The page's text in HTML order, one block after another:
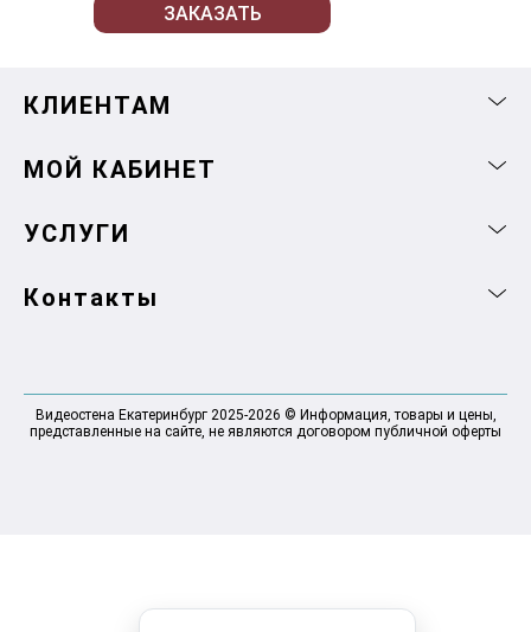
ЗАКАЗАТЬ
КЛИЕНТАМ
МОЙ КАБИНЕТ
УСЛУГИ
Контакты
Видеостена Екатеринбург 2025-2026 © Информация, товары и цены,
представленные на сайте, не являются договором публичной оферты